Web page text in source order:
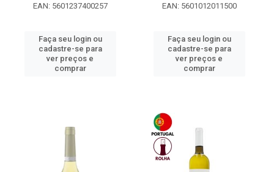
EAN: 5601237400257
Faça seu login ou
cadastre-se para
ver preços e
comprar
EAN: 5601012011500
Faça seu login ou
cadastre-se para
ver preços e
comprar